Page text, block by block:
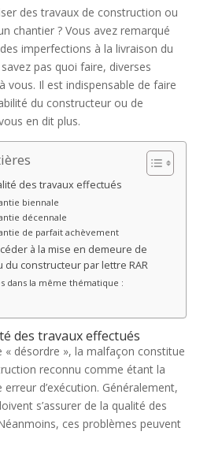
des travaux de construction ou
chantier ? Vous avez remarqué
imperfections à la livraison du
pas quoi faire, diverses
vous. Il est indispensable de faire
du constructeur ou de
en dit plus.
des travaux effectués
biennale
décennale
de parfait achèvement
à la mise en demeure de
du constructeur par lettre RAR
dans la même thématique :
des travaux effectués
« désordre », la malfaçon constitue
reconnu comme étant la
erreur d’exécution. Généralement,
s’assurer de la qualité des
ces problèmes peuvent